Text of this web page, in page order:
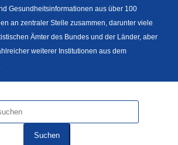
Gesundheitsinformationen aus über 100
an zentraler Stelle zusammen, darunter viele
Ämter des Bundes und der Länder, aber
weiterer Institutionen aus dem
Suchen